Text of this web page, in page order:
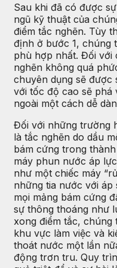
Sau khi đã có được
ngũ kỹ thuật của
điểm tắc nghẽn. Tùy
định ở bước 1, chúng
phù hợp nhất. Đối với
nghẽn không quá
chuyên dụng sẽ
với tốc độ cao sẽ phá
ngoài một cách dễ
Đối với những trường
là tắc nghẽn do dầu
bám cứng trong
máy phun nước áp
như một chiếc máy
những tia nước với
mọi mảng bám cứng
sự thông thoáng như
xong điểm tắc, chúng
khu vực làm việc và
thoát nước một lần
động trơn tru. Quy